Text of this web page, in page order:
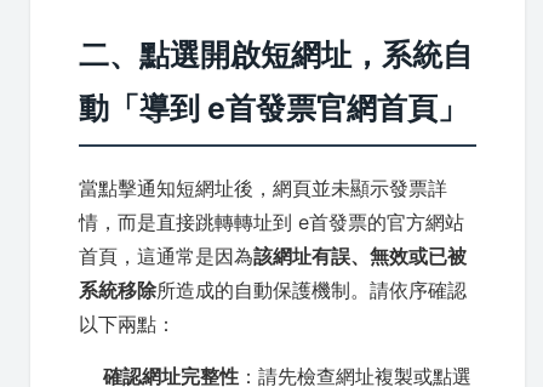
二、點選開啟短網址，系統自
動「導到 e首發票官網首頁」
當點擊通知短網址後，網頁並未顯示發票詳
情，而是直接跳轉轉址到 e首發票的官方網站
首頁，這通常是因為該網址有誤、無效或已被
系統移除所造成的自動保護機制。請依序確認
以下兩點：
確認網址完整性 ：請先檢查網址複製或點選